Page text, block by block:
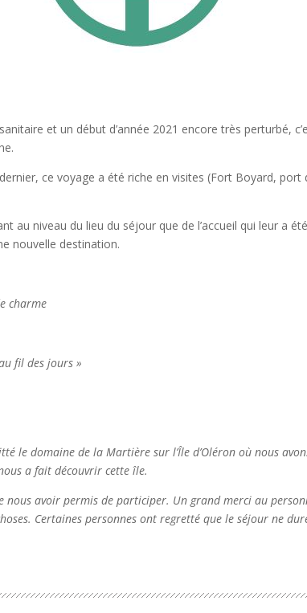
et un début d’année 2021 encore très perturbé,
ce voyage a été riche en visites (Fort Boyard,
au niveau du lieu du séjour que de l’accueil qui leur a
nouvelle destination.
charme
fil des jours »
le domaine de la Martière sur l’Île d’Oléron où nous
a fait découvrir cette île.
nous avoir permis de participer. Un grand merci au
Certaines personnes ont regretté que le séjour ne